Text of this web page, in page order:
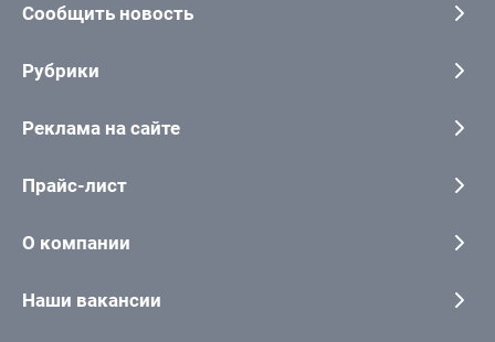
Сообщить новость
Рубрики
Реклама на сайте
Прайс-лист
О компании
Наши вакансии